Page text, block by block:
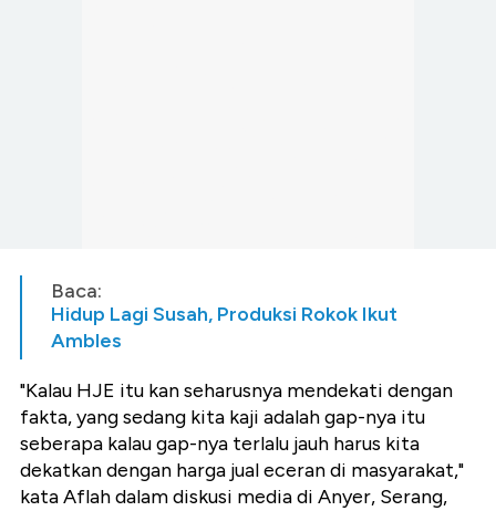
Baca:
Hidup Lagi Susah, Produksi Rokok Ikut
Ambles
"Kalau HJE itu kan seharusnya mendekati dengan
fakta, yang sedang kita kaji adalah gap-nya itu
seberapa kalau gap-nya terlalu jauh harus kita
dekatkan dengan harga jual eceran di masyarakat,"
kata Aflah dalam diskusi media di Anyer, Serang,